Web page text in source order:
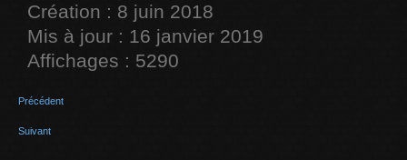
Création : 8 juin 2018
Mis à jour : 16 janvier 2019
Affichages : 5290
Précédent
Suivant